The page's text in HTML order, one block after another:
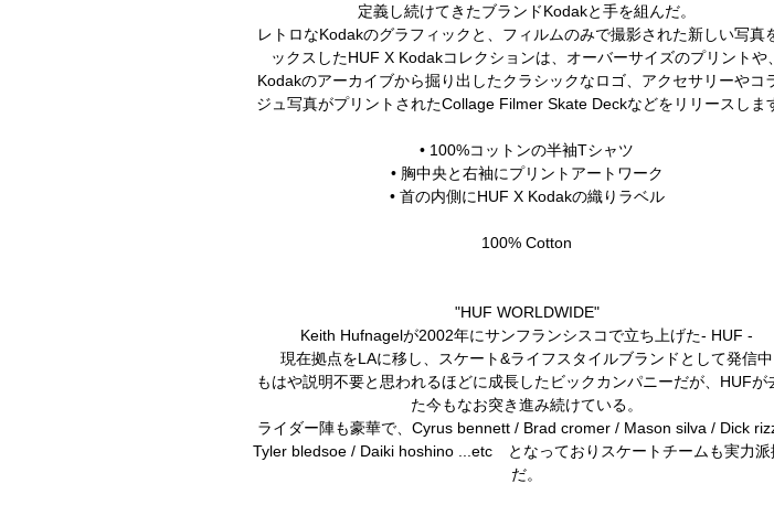
定義し続けてきたブランドKodakと手を組んだ。
レトロなKodakのグラフィックと、フィルムのみで撮影された新しい写真
ックスしたHUF X Kodakコレクションは、オーバーサイズのプリントや、
Kodakのアーカイブから掘り出したクラシックなロゴ、アクセサリーやコ
ジュ写真がプリントされたCollage Filmer Skate Deckなどをリリースしま
• 100%コットンの半袖Tシャツ
• 胸中央と右袖にプリントアートワーク
• 首の内側にHUF X Kodakの織りラベル
100% Cotton
"HUF WORLDWIDE"
Keith Hufnagelが2002年にサンフランシスコで立ち上げた- HUF -
現在拠点をLAに移し、スケート&ライフスタイルブランドとして発信中
もはや説明不要と思われるほどに成長したビックカンパニーだが、HUFが
た今もなお突き進み続けている。
ライダー陣も豪華で、Cyrus bennett / Brad cromer / Mason silva / Dick
Tyler bledsoe / Daiki hoshino ...etc となっておりスケートチームも実力派
だ。